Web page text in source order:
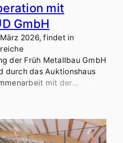
mit
GmbH
2026, findet in
der Früh Metallbau GmbH
durch das Auktionshaus
mit der
durchgeführt.